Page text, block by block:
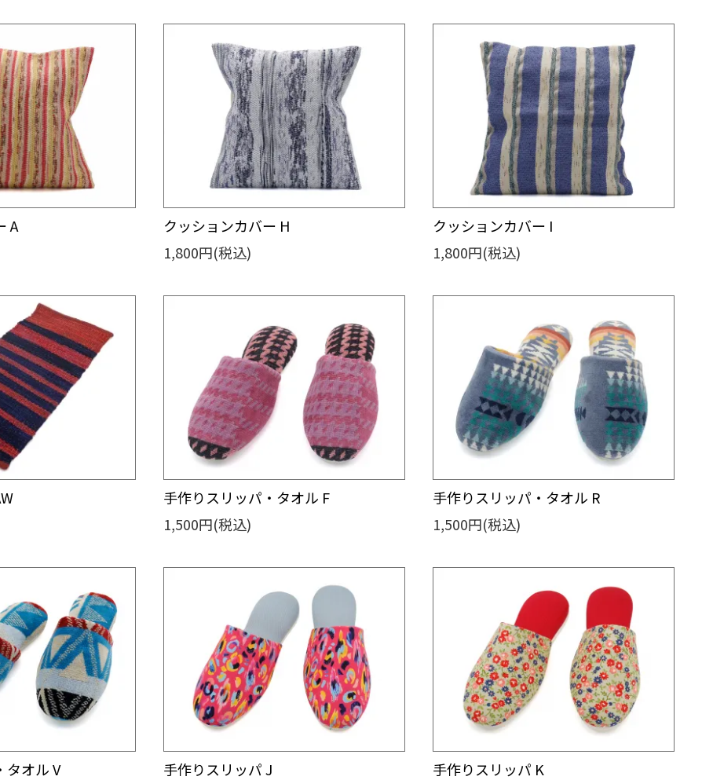
A
クッションカバー H
1,800円(税込)
クッションカバー I
1,800円(税込)
手作りスリッパ・タオル F
1,500円(税込)
手作りスリッパ・タオル R
1,500円(税込)
タオル V
手作りスリッパ J
手作りスリッパ K